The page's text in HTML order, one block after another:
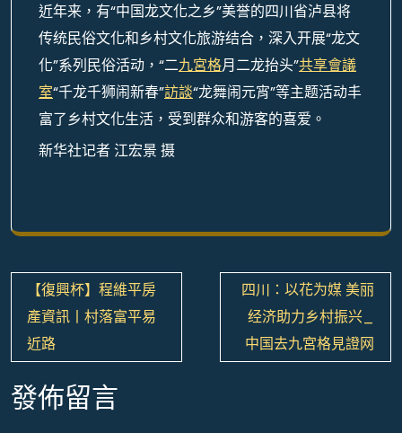
近年来，有“中国龙文化之乡”美誉的四川省泸县将
传统民俗文化和乡村文化旅游结合，深入开展“龙文
化”系列民俗活动，“二九宮格月二龙抬头”共享會議
室“千龙千狮闹新春”訪談“龙舞闹元宵”等主题活动丰
富了乡村文化生活，受到群众和游客的喜爱。
新华社记者 江宏景 摄
文
章
導
覽
【復興杯】程維平房
產資訊丨村落富平易
近路
四川：以花为媒 美丽
经济助力乡村振兴_
中国去九宮格見證网
發佈留言